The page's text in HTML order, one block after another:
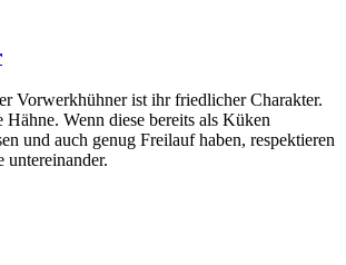
Vorwerkhühner ist ihr friedlicher Charakter.
Wenn diese bereits als Küken
und auch genug Freilauf haben, respektieren
untereinander.